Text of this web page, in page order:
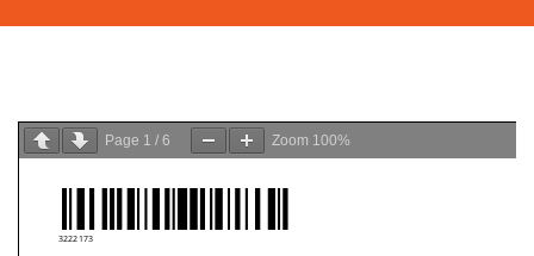
Page 1 / 6 Zoom 100%